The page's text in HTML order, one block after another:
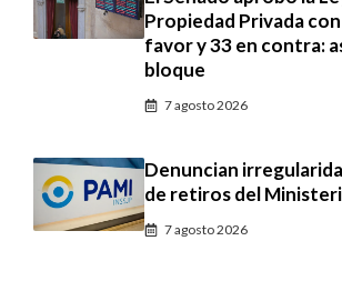
Propiedad Privada
favor y 33 en contra:
bloque
7 agosto 2026
Denuncian
de retiros del
7 agosto 2026